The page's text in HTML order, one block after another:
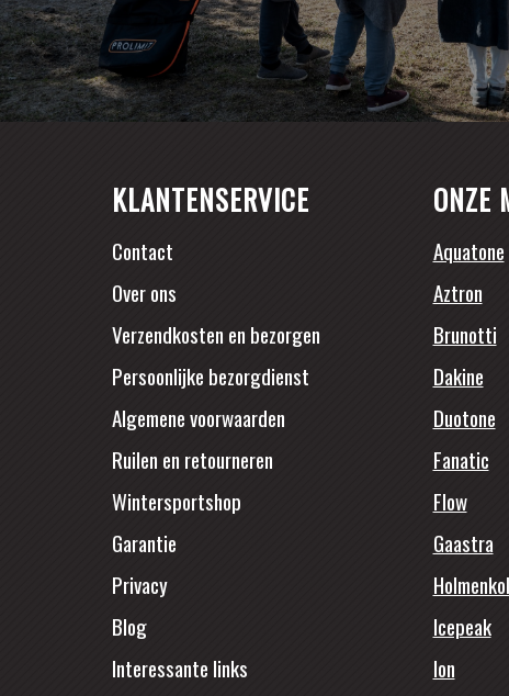
KLANTENSERVICE
Contact
Over ons
Verzendkosten en bezorgen
Persoonlijke bezorgdienst
Algemene voorwaarden
Ruilen en retourneren
Wintersportshop
Garantie
Privacy
Blog
Interessante links
ONZE
Aquatone
Aztron
Brunotti
Dakine
Duotone
Fanatic
Flow
Gaastra
Holmenkol
Icepeak
Ion